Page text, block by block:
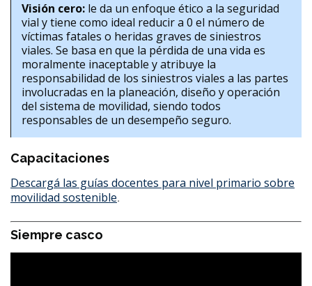
Visión cero: le da un enfoque ético a la seguridad
vial y tiene como ideal reducir a 0 el número de
víctimas fatales o heridas graves de siniestros
viales. Se basa en que la pérdida de una vida es
moralmente inaceptable y atribuye la
responsabilidad de los siniestros viales a las partes
involucradas en la planeación, diseño y operación
del sistema de movilidad, siendo todos
responsables de un desempeño seguro.
Capacitaciones
Descargá las guías docentes para nivel primario sobre
movilidad sostenible.
Siempre casco